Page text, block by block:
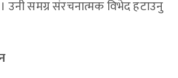
उनी समग्र संरचनात्मक विभेद हटाउनु